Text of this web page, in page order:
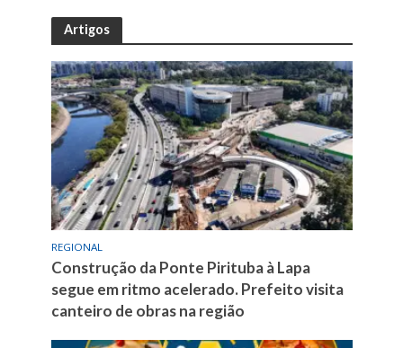
Artigos
REGIONAL
Construção da Ponte Pirituba à Lapa
segue em ritmo acelerado. Prefeito visita
canteiro de obras na região